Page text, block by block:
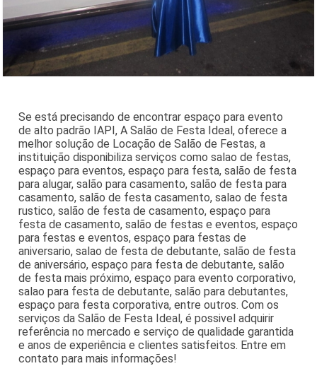
Se está precisando de encontrar espaço para evento
de alto padrão IAPI, A Salão de Festa Ideal, oferece a
melhor solução de Locação de Salão de Festas, a
instituição disponibiliza serviços como salao de festas,
espaço para eventos, espaço para festa, salão de festa
para alugar, salão para casamento, salão de festa para
casamento, salão de festa casamento, salao de festa
rustico, salão de festa de casamento, espaço para
festa de casamento, salão de festas e eventos, espaço
para festas e eventos, espaço para festas de
aniversario, salao de festa de debutante, salão de festa
de aniversário, espaço para festa de debutante, salão
de festa mais próximo, espaço para evento corporativo,
salao para festa de debutante, salão para debutantes,
espaço para festa corporativa, entre outros. Com os
serviços da Salão de Festa Ideal, é possivel adquirir
referência no mercado e serviço de qualidade garantida
e anos de experiência e clientes satisfeitos. Entre em
contato para mais informações!